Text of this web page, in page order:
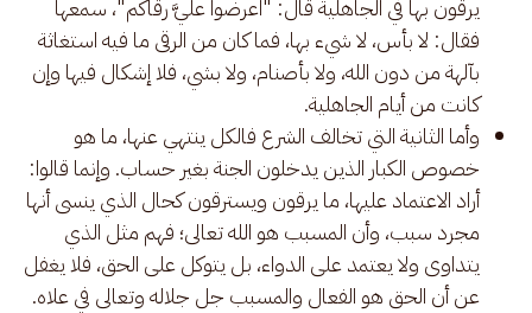
يرقون بها في الجاهلية قال: "اعرضوا عليَّ رقاكم"، سمعها
فقال: لا بأس، لا شيء بها، فما كان من الرقى ما فيه استغاثة
بآلهة من دون الله، ولا بأصنام، ولا بشي، فلا إشكال فيها وإن
كانت من أيام الجاهلية.
وأما الثانية التي تخالف الشرع فالكل ينتهي عنها، ما هو
خصوص الكبار الذين يدخلون الجنة بغير حساب. وإنما قالوا:
أراد الاعتماد عليها، ما يرقون ويسترقون كحال الذي ينسى أنها
مجرد سبب، وأن المسبب هو الله تعالى؛ فهم مثل الذي
يتداوى ولا يعتمد على الدواء، بل يتوكل على الحق، فلا يغفل
عن أن الحق هو الفعال والمسبب جل جلاله وتعالى في علاه.